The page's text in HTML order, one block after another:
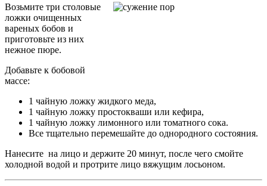
Возьмите три столовые
ложки очищенных
вареных бобов и
приготовьте из них
нежное пюре.
Добавьте к бобовой
массе:
1 чайную ложку жидкого меда,
1 чайную ложку простокваши или кефира,
1 чайную ложку лимонного или томатного сока.
Все тщательно перемешайте до однородного состояния.
Нанесите на лицо и держите 20 минут, после чего смойте
холодной водой и протрите лицо вяжущим лосьоном.